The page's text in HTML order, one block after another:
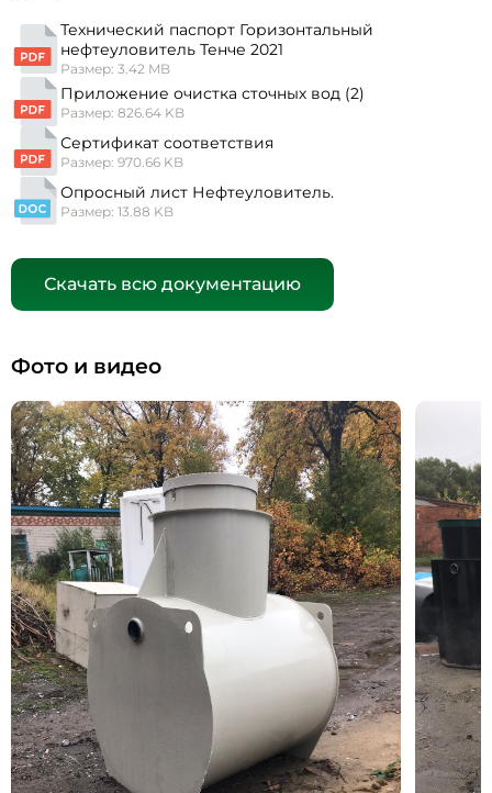
Технический паспорт Горизонтальный
нефтеуловитель Тенче 2021
Размер: 3.42 MB
Приложение очистка сточных вод (2)
Размер: 826.64 KB
Сертификат соответствия
Размер: 970.66 KB
Опросный лист Нефтеуловитель.
Размер: 13.88 KB
Скачать всю документацию
Фото и видео